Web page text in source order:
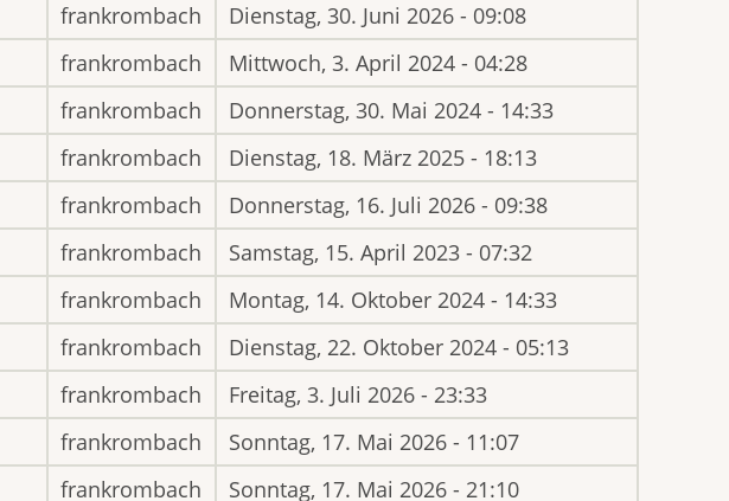
frankrombach
Dienstag, 30. Juni 2026 - 09:08
frankrombach
Mittwoch, 3. April 2024 - 04:28
frankrombach
Donnerstag, 30. Mai 2024 - 14:33
frankrombach
Dienstag, 18. März 2025 - 18:13
frankrombach
Donnerstag, 16. Juli 2026 - 09:38
frankrombach
Samstag, 15. April 2023 - 07:32
frankrombach
Montag, 14. Oktober 2024 - 14:33
frankrombach
Dienstag, 22. Oktober 2024 - 05:13
frankrombach
Freitag, 3. Juli 2026 - 23:33
frankrombach
Sonntag, 17. Mai 2026 - 11:07
frankrombach
Sonntag, 17. Mai 2026 - 21:10